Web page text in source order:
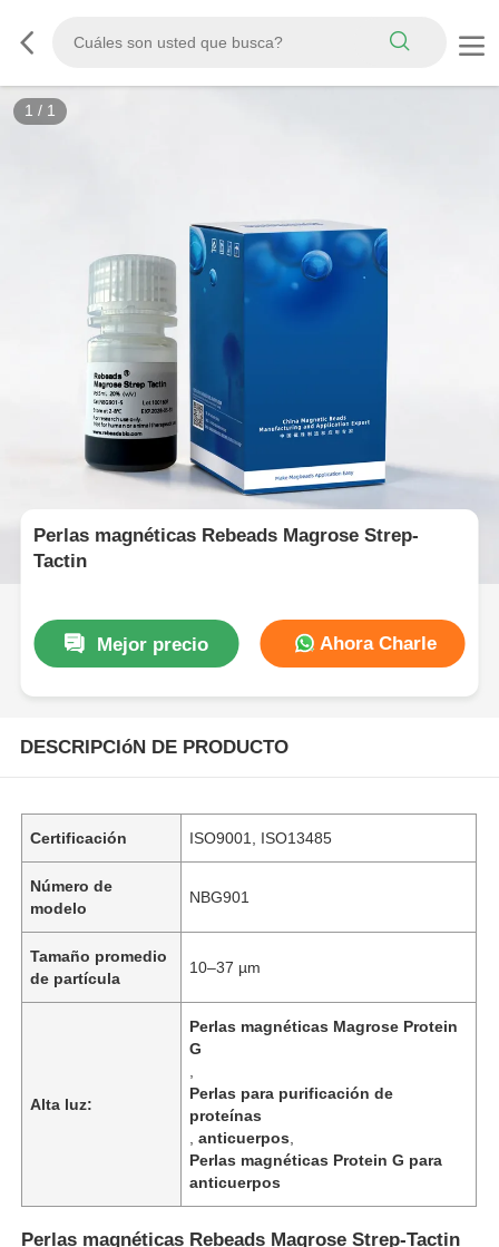
1 / 1
Perlas magnéticas Rebeads Magrose Strep-
Tactin
Mejor precio Ahora Charle
DESCRIPCIóN DE PRODUCTO
Certificación ISO9001, ISO13485
Número de
modelo
NBG901
Tamaño promedio
de partícula
10–37 µm
Alta luz:
Perlas magnéticas Magrose Protein
G
Perlas para purificación de
proteínas
,anticuerpos
Perlas magnéticas Protein G para
anticuerpos
Perlas magnéticas Rebeads Magrose Strep-Tactin